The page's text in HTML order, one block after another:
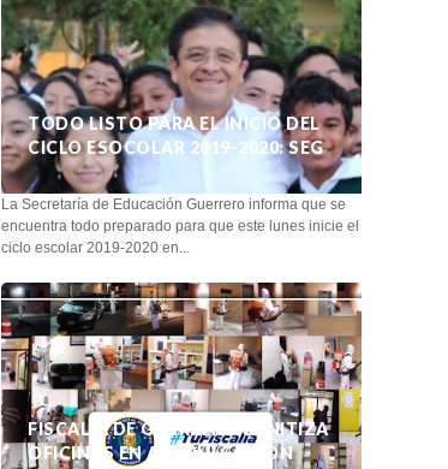
TODO LISTO PARA EL INICIO DEL
CICLO ESOCOLAR 2019-2020: SEG
La Secretaría de Educación Guerrero informa que se
encuentra todo preparado para que este lunes inicie el
ciclo escolar 2019-2020 en...
FISCALÍA DE GUERRERO SANITIZA
OFICINAS EN ACAPULCO CON